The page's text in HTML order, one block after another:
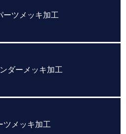
ーツメッキ加工
ダーメッキ加工
ツメッキ加工